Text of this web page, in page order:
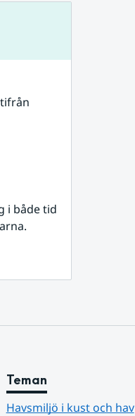
i både tid
Teman
Havsmiljö i kust och hav